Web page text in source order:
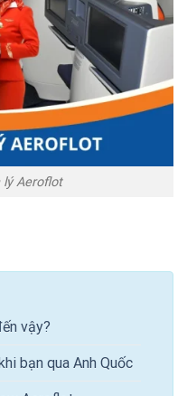
Aeroflot
vậy?
bạn qua Anh Quốc